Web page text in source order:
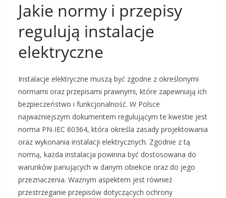
Jakie normy i przepisy
regulują instalacje
elektryczne
Instalacje elektryczne muszą być zgodne z określonymi
normami oraz przepisami prawnymi, które zapewniają ich
bezpieczeństwo i funkcjonalność. W Polsce
najważniejszym dokumentem regulującym te kwestie jest
norma PN-IEC 60364, która określa zasady projektowania
oraz wykonania instalacji elektrycznych. Zgodnie z tą
normą, każda instalacja powinna być dostosowana do
warunków panujących w danym obiekcie oraz do jego
przeznaczenia. Ważnym aspektem jest również
przestrzeganie przepisów dotyczących ochrony